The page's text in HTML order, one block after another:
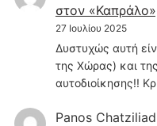
στον
27 Ιουλίου 2025
Δυστυχώς αυτή
της Χώρας) και
αυτοδιοίκησης!!
Panos